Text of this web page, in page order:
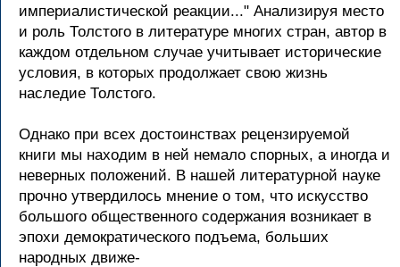
империалистической реакции..." Анализируя место
и роль Толстого в литературе многих стран, автор в
каждом отдельном случае учитывает исторические
условия, в которых продолжает свою жизнь
наследие Толстого.
Однако при всех достоинствах рецензируемой
книги мы находим в ней немало спорных, а иногда и
неверных положений. В нашей литературной науке
прочно утвердилось мнение о том, что искусство
большого общественного содержания возникает в
эпохи демократического подъема, больших
народных движе-